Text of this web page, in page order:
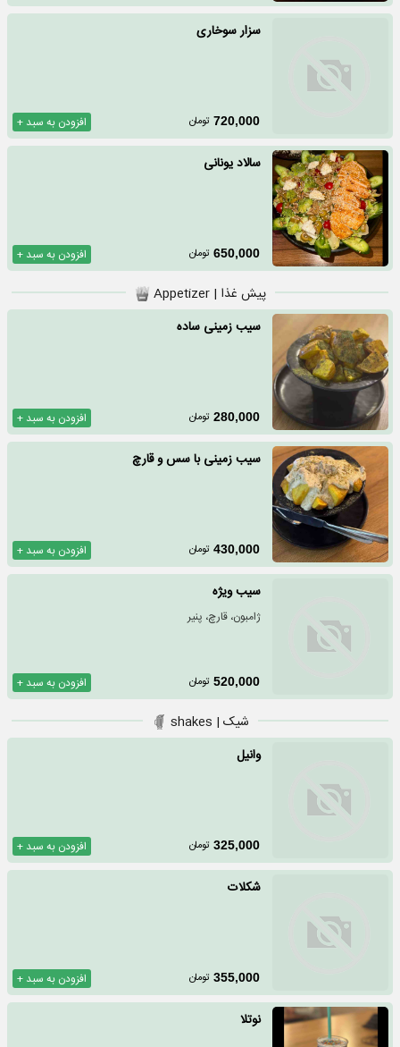
سزار سوخاری
افزودن به سبد + 720,000 تومان
سالاد يونانی
افزودن به سبد + 650,000 تومان
پیش غذا | Appetizer
سیب زمینی ساده
افزودن به سبد + 280,000 تومان
سیب زمینی با سس و قارچ
افزودن به سبد + 430,000 تومان
سیب ویژه
ژامبون، قارچ، پنیر
افزودن به سبد + 520,000 تومان
شیک | shakes
وانیل
افزودن به سبد + 325,000 تومان
شکلات
افزودن به سبد + 355,000 تومان
نوتلا